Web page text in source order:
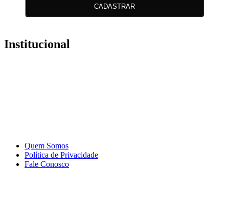
CADASTRAR
Institucional
Quem Somos
Política de Privacidade
Fale Conosco